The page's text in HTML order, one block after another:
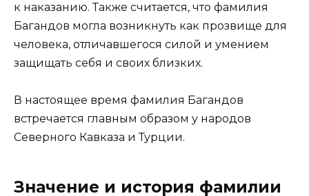
к наказанию. Также считается, что фамилия
Багандов могла возникнуть как прозвище для
человека, отличавшегося силой и умением
защищать себя и своих близких.
В настоящее время фамилия Багандов
встречается главным образом у народов
Северного Кавказа и Турции.
Значение и история фамилии